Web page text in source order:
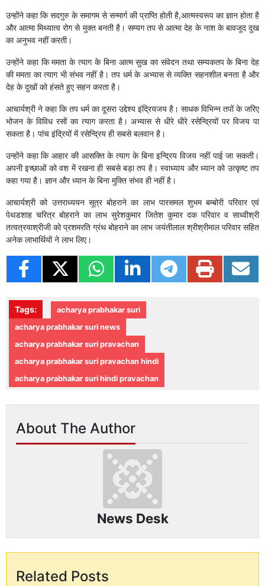
उन्होंने कहा कि सदगुरु के समागम से सन्मार्ग की प्राप्ति होती है,आत्मस्वरूप का ज्ञान होता है
और आत्मा मिथ्यात्व रोग से मुक्त बनती है। सम्यग तप से आत्मा देह के नाश के बावजूद दुख
का अनुभव नहीं करती।
उन्होंने कहा कि ममता के त्याग के बिना आत्म सुख का संवेदन तथा सम्यकतप के बिना देह
की ममता का त्याग भी संभव नहीं है। तप धर्म के अभ्यास से व्यक्ति सहनशील बनता है और
देह के दुखों को हंसते हुए सहन करता है।
आचार्यश्री ने कहा कि तप धर्म का दूसरा उद्देश्य इंद्रियजय है। साधक विभिन्न तपों के जरिए
भोजन के विविध रसों का त्याग करता है। अभ्यास से धीरे धीरे रसेन्द्रियों पर विजय पा
सकता है। पांच इंद्रियों में रसेन्द्रिय ही सबसे बलवान है।
उन्होंने कहा कि आहार की आसक्ति के त्याग के बिना इन्द्रिय विजय नहीं पाई जा सकती।
अपनी इच्छाओं को वश में रखना ही सबसे बड़ा तप है। स्वाध्याय और ध्यान को उत्कृष्ट तप
कहा गया है। ज्ञान और ध्यान के बिना मुक्ति संभव ही नहीं है।
आचार्यश्री को उत्तराध्ययन सूत्र बोहराने का लाभ पारसमल शुभम बम्बोरी परिवार एवं
पेथडशाह चरित्र बोहराने का लाभ सुरेशकुमार जितेश कुमार दक परिवार व साध्वीश्री
तत्वत्रयाश्रीजी को प्रशमरति ग्रंथ बोहराने का लाभ जयंतीलाल श्रीश्रीमाल परिवार सहित
अनेक लाभार्थियों ने लाभ लिए।
Tags:
acharya prabhakar suri
acharya prabhakar suri news
acharya prabhakar suri pravachan
acharya prabhakar suri pravachan hindi
acharya prabhakar suri hindi pravachan
About The Author
News Desk
Related Posts